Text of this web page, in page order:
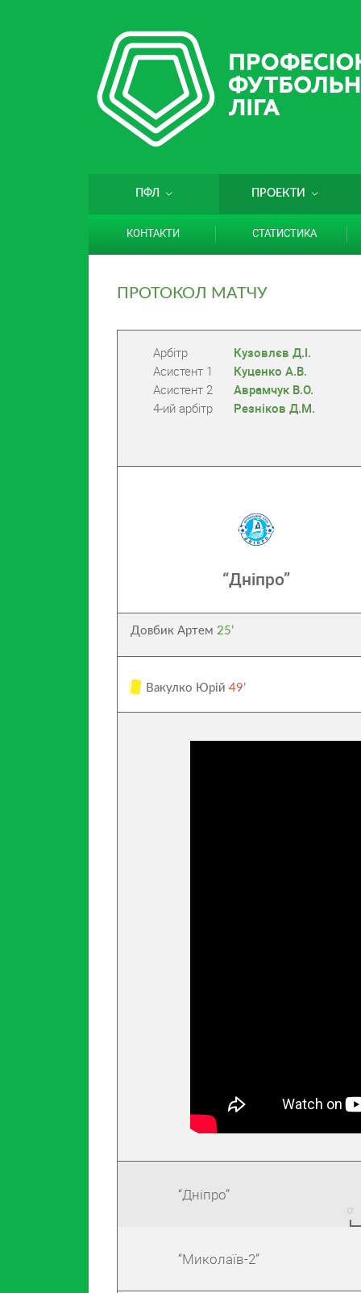
ПФЛ ПРОЕКТИ
КОНТАКТИ СТАТИСТИКА
ПРОТОКОЛ МАТЧУ
Арбітр
Кузовлєв Д.І.
Асистент 1
Куценко А.В.
Асистент 2
Аврамчук В.О.
4-ий арбітр
Резніков Д.М.
“Дніпро”
Довбик Артем25’
Вакулко Юрій 49’
“Дніпро”
“Миколаїв-2”